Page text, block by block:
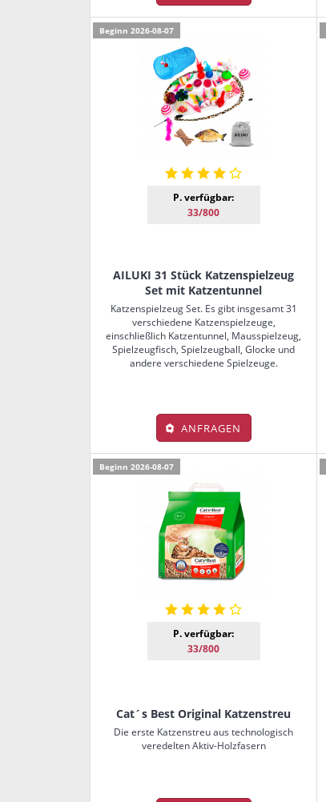
Beginn 2026-08-07
P. verfügbar:
33/800
AILUKI 31 Stück Katzenspielzeug
Set mit Katzentunnel
Katzenspielzeug Set. Es gibt insgesamt 31
verschiedene Katzenspielzeuge,
einschließlich Katzentunnel, Mausspielzeug,
Spielzeugfisch, Spielzeugball, Glocke und
andere verschiedene Spielzeuge.
ANFRAGEN
Beginn 2026-08-07
P. verfügbar:
33/800
Cat´s Best Original Katzenstreu
Die erste Katzenstreu aus technologisch
veredelten Aktiv-Holzfasern